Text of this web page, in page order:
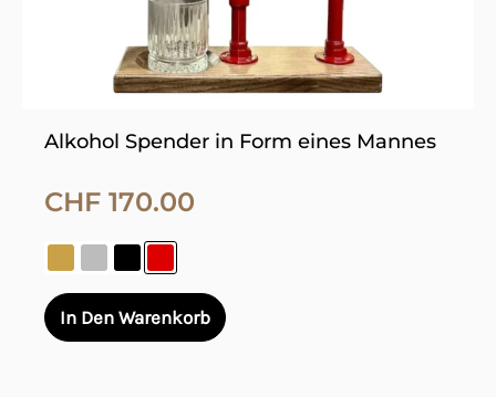
Alkohol Spender in Form eines Mannes
CHF 170.00
In Den Warenkorb
der
Produktseite
gewählt